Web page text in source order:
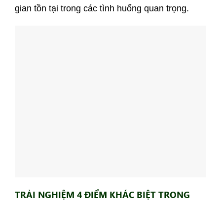
gian tồn tại trong các tình huống quan trọng.
TRẢI NGHIỆM 4 ĐIỂM KHÁC BIỆT TRONG